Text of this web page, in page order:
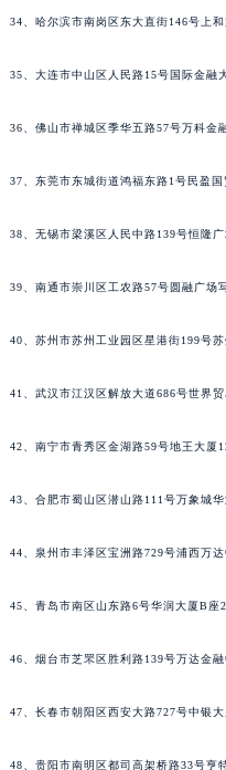
34、哈尔滨市南岗区东大直街146号上
35、大连市中山区人民路15号国际金融
36、佛山市禅城区季华五路57号万科金
37、东莞市东城街道鸿福东路1号民盈
38、无锡市梁溪区人民中路139号恒隆
39、南通市崇川区工农路57号圆融广场
40、苏州市苏州工业园区星港街199号
41、武汉市江汉区解放大道686号世界
42、南宁市青秀区金湖路59号地王大厦
43、合肥市蜀山区潜山路111号万象城
44、泉州市丰泽区宝洲路729号浦西万
45、青岛市南区山东路6号华润大厦B座
46、烟台市芝罘区胜利路139号万达金
47、长春市朝阳区西安大路727号中银
48、贵阳市南明区都司高架桥路33号亨